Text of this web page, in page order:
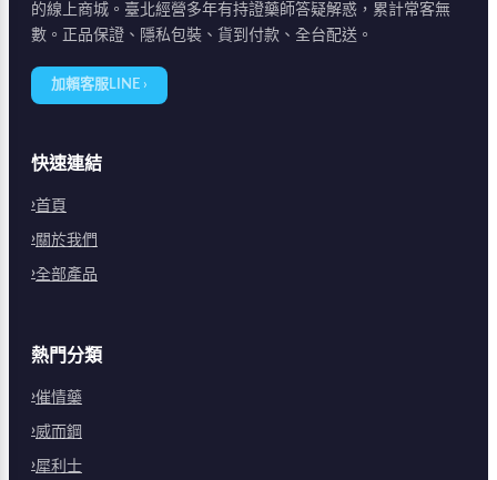
的線上商城。臺北經營多年有持證藥師答疑解惑，累計常客無
數。正品保證、隱私包裝、貨到付款、全台配送。
加賴客服LINE ›
快速連結
首頁
關於我們
全部產品
熱門分類
催情藥
威而鋼
犀利士